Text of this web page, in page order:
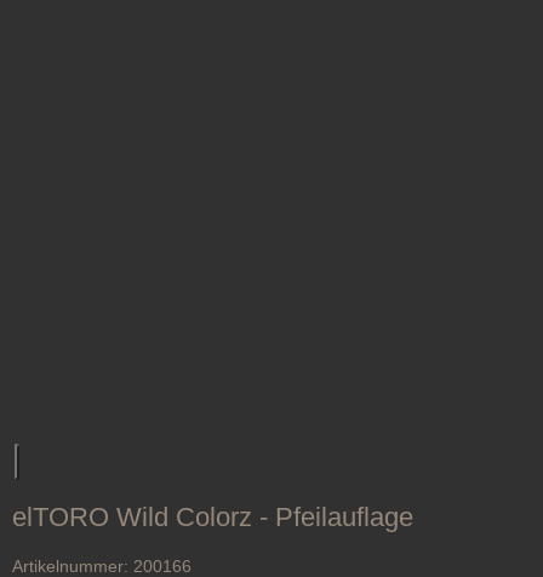
elTORO Wild Colorz - Pfeilauflage
Artikelnummer: 200166